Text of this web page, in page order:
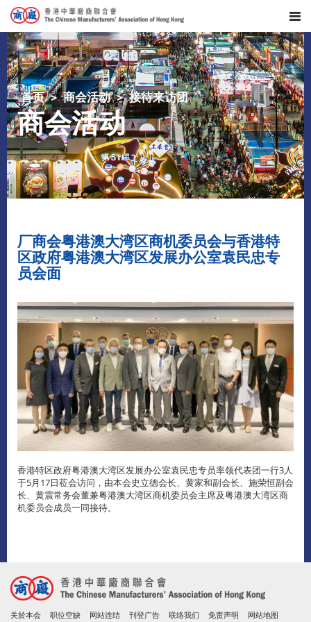
首页 商会活动 接待来访团
商会活动
厂商会粤港澳大湾区商机委员会与香港特
区政府粤港澳大湾区发展办公室袁民忠专
员会面
香港特区政府粤港澳大湾区发展办公室袁民忠专员率领代表团一行3人
于5月17日莅会访问，由本会史立德会长、黄家和副会长、施荣恒副会
长、黄震常务会董兼粤港澳大湾区商机委员会主席及粤港澳大湾区商
机委员会成员一同接待。
关於本会 职位空缺 网站连结 刊登广告 联络我们 免责声明 网站地图